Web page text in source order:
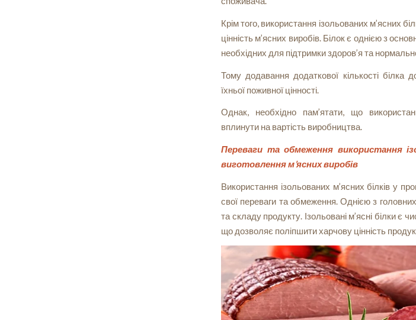
Крім того, використання ізольованих м’ясних
цінність м’ясних виробів. Білок є однією з
необхідних для підтримки здоров’я та
Тому додавання додаткової кількості білка
їхньої поживної цінності.
Однак, необхідно пам’ятати, що
вплинути на вартість виробництва.
Переваги та обмеження використання
виготовлення м’ясних виробів
Використання ізольованих м’ясних білків у
свої переваги та обмеження. Однією з
та складу продукту. Ізольовані м’ясні білки є
що дозволяє поліпшити харчову цінність